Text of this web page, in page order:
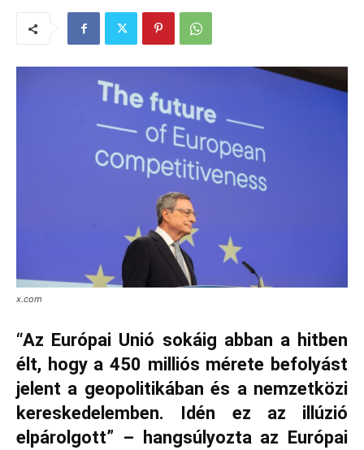
x.com
“Az Európai Unió sokáig abban a hitben
élt, hogy a 450 milliós mérete befolyást
jelent a geopolitikában és a nemzetközi
kereskedelemben. Idén ez az illúzió
elpárolgott” – hangsúlyozta az Európai